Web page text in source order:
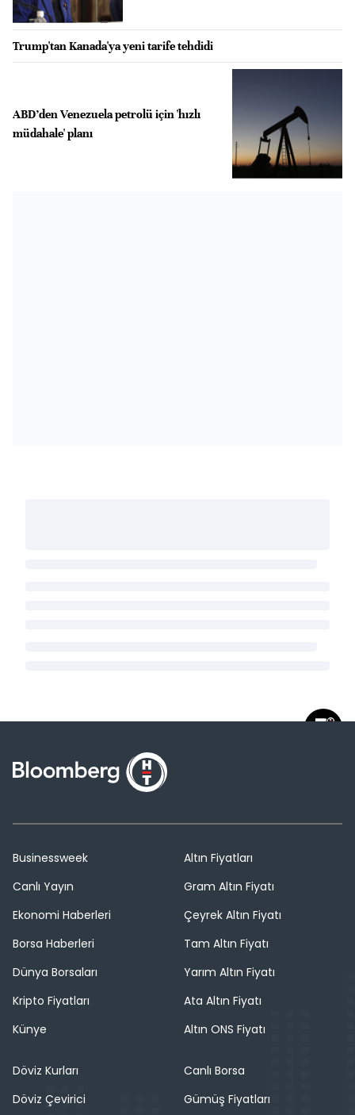
Trump'tan Kanada'ya yeni tarife tehdidi
ABD’den Venezuela petrolü için 'hızlı
müdahale' planı
Businessweek
Canlı Yayın
Ekonomi Haberleri
Borsa Haberleri
Dünya Borsaları
Kripto Fiyatları
Künye
Altın Fiyatları
Gram Altın Fiyatı
Çeyrek Altın Fiyatı
Tam Altın Fiyatı
Yarım Altın Fiyatı
Ata Altın Fiyatı
Altın ONS Fiyatı
Döviz Kurları
Döviz Çevirici
Canlı Borsa
Gümüş Fiyatları